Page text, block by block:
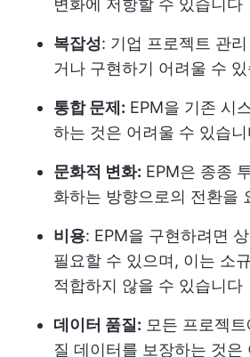
변화에 저항할 수 있습니다
복잡성: 기업 프로젝트 관
거나 구현하기 어려울 수
통합 문제: EPM을 기존 시
하는 것은 어려울 수 있습
문화적 변화: EPM은 종종
화하는 방향으로의 전환을
비용: EPM을 구현하려면
필요할 수 있으며, 이는 소
적합하지 않을 수 있습니다
데이터 품질: 모든 프로젝
질 데이터를 보장하는 것은